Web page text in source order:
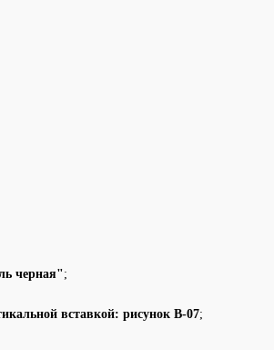
черная";
вставкой: рисунок В-07;